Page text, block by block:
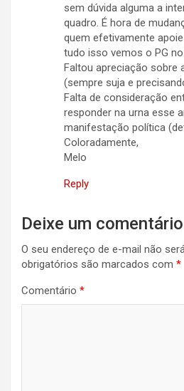
sem dúvida alguma a
quadro. É hora de
quem efetivamente
tudo isso vemos o PG
Faltou apreciação sobre
(sempre suja e
Falta de consideração
responder na urna esse
manifestação política
Coloradamente,
Melo
Reply
Deixe um comentário
O seu endereço de e-mail não
obrigatórios são marcados com *
Comentário *